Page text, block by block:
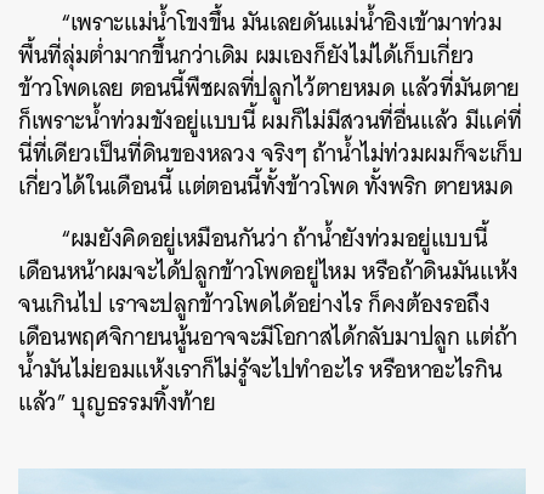
“เพราะแม่น้ำโขงขึ้น มันเลยดันแม่น้ำอิงเข้ามาท่วม
พื้นที่ลุ่มต่ำมากขึ้นกว่าเดิม ผมเองก็ยังไม่ได้เก็บเกี่ยว
ข้าวโพดเลย ตอนนี้พืชผลที่ปลูกไว้ตายหมด แล้วที่มันตาย
ก็เพราะน้ำท่วมขังอยู่แบบนี้ ผมก็ไม่มีสวนที่อื่นแล้ว มีแค่ที่
นี่ที่เดียวเป็นที่ดินของหลวง จริงๆ ถ้าน้ำไม่ท่วมผมก็จะเก็บ
เกี่ยวได้ในเดือนนี้ แต่ตอนนี้ทั้งข้าวโพด ทั้งพริก ตายหมด
“ผมยังคิดอยู่เหมือนกันว่า ถ้าน้ำยังท่วมอยู่แบบนี้
เดือนหน้าผมจะได้ปลูกข้าวโพดอยู่ไหม หรือถ้าดินมันแห้ง
จนเกินไป เราจะปลูกข้าวโพดได้อย่างไร ก็คงต้องรอถึง
เดือนพฤศจิกายนนู้นอาจจะมีโอกาสได้กลับมาปลูก แต่ถ้า
น้ำมันไม่ยอมแห้งเราก็ไม่รู้จะไปทำอะไร หรือหาอะไรกิน
แล้ว” บุญธรรมทิ้งท้าย